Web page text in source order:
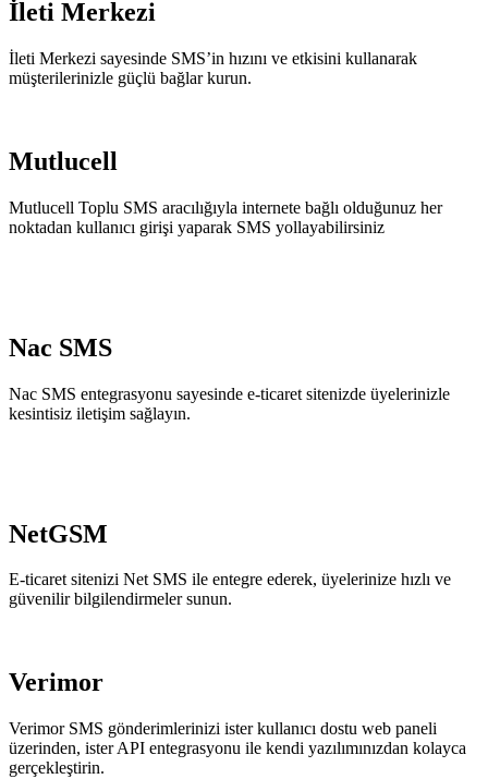
İleti Merkezi
İleti Merkezi sayesinde SMS’in hızını ve etkisini kullanarak
müşterilerinizle güçlü bağlar kurun.
Mutlucell
Mutlucell Toplu SMS aracılığıyla internete bağlı olduğunuz her
noktadan kullanıcı girişi yaparak SMS yollayabilirsiniz
Nac SMS
Nac SMS entegrasyonu sayesinde e-ticaret sitenizde üyelerinizle
kesintisiz iletişim sağlayın.
NetGSM
E-ticaret sitenizi Net SMS ile entegre ederek, üyelerinize hızlı ve
güvenilir bilgilendirmeler sunun.
Verimor
Verimor SMS gönderimlerinizi ister kullanıcı dostu web paneli
üzerinden, ister API entegrasyonu ile kendi yazılımınızdan kolayca
gerçekleştirin.